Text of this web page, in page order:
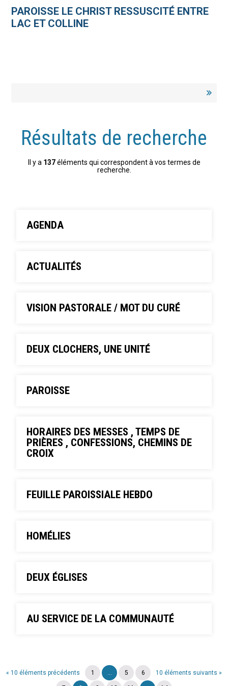
contenu.
personnelsPAROISSE LE CHRIST RESSUSCITÉ ENTRE
LAC ET COLLINE
Résultats de recherche
Il y a 137éléments qui correspondent à vos termes de
recherche.
AGENDA
ACTUALITÉS
VISION PASTORALE / MOT DU CURÉ
DEUX CLOCHERS, UNE UNITÉ
PAROISSE
HORAIRES DES MESSES , TEMPS DE
PRIÈRES , CONFESSIONS, CHEMINS DE
CROIX
FEUILLE PAROISSIALE HEBDO
HOMÉLIES
DEUX ÉGLISES
AU SERVICE DE LA COMMUNAUTÉ
« 10 éléments précédents 10 éléments suivants »
1 ... 5 6